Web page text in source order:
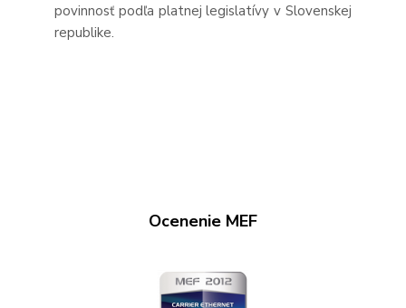
povinnosť podľa platnej legislatívy v Slovenskej
republike.
Ocenenie MEF